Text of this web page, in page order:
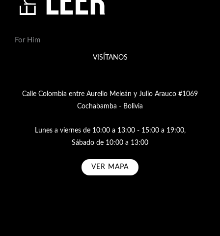
For Him
VISÍTANOS
Calle Colombia entre Aurelio Meleán y Julio Arauco #1069
Cochabamba - Bolivia
Lunes a viernes de 10:00 a 13:00 - 15:00 a 19:00,
Sábado de 10:00 a 13:00
VER MAPA